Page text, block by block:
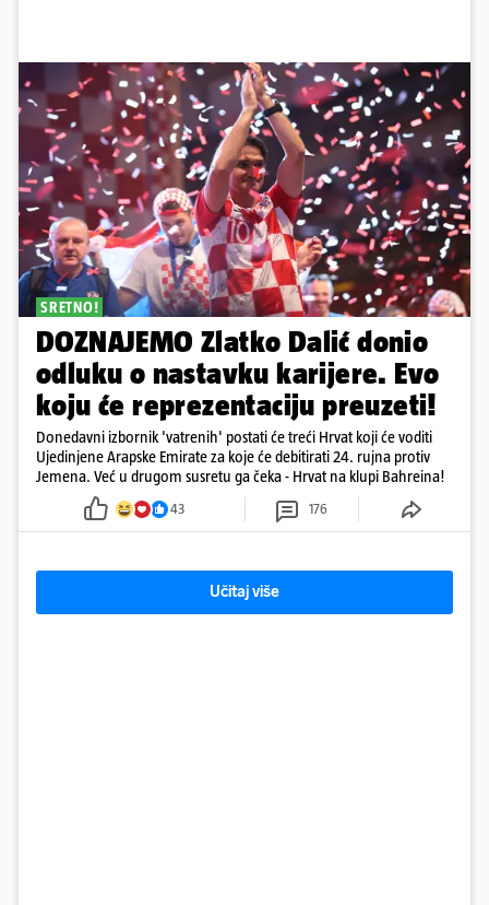
SRETNO!
DOZNAJEMO Zlatko Dalić donio
odluku o nastavku karijere. Evo
koju će reprezentaciju preuzeti!
Donedavni izbornik 'vatrenih' postati će treći Hrvat koji će voditi
Ujedinjene Arapske Emirate za koje će debitirati 24. rujna protiv
Jemena. Već u drugom susretu ga čeka - Hrvat na klupi Bahreina!
43 176
Učitaj više